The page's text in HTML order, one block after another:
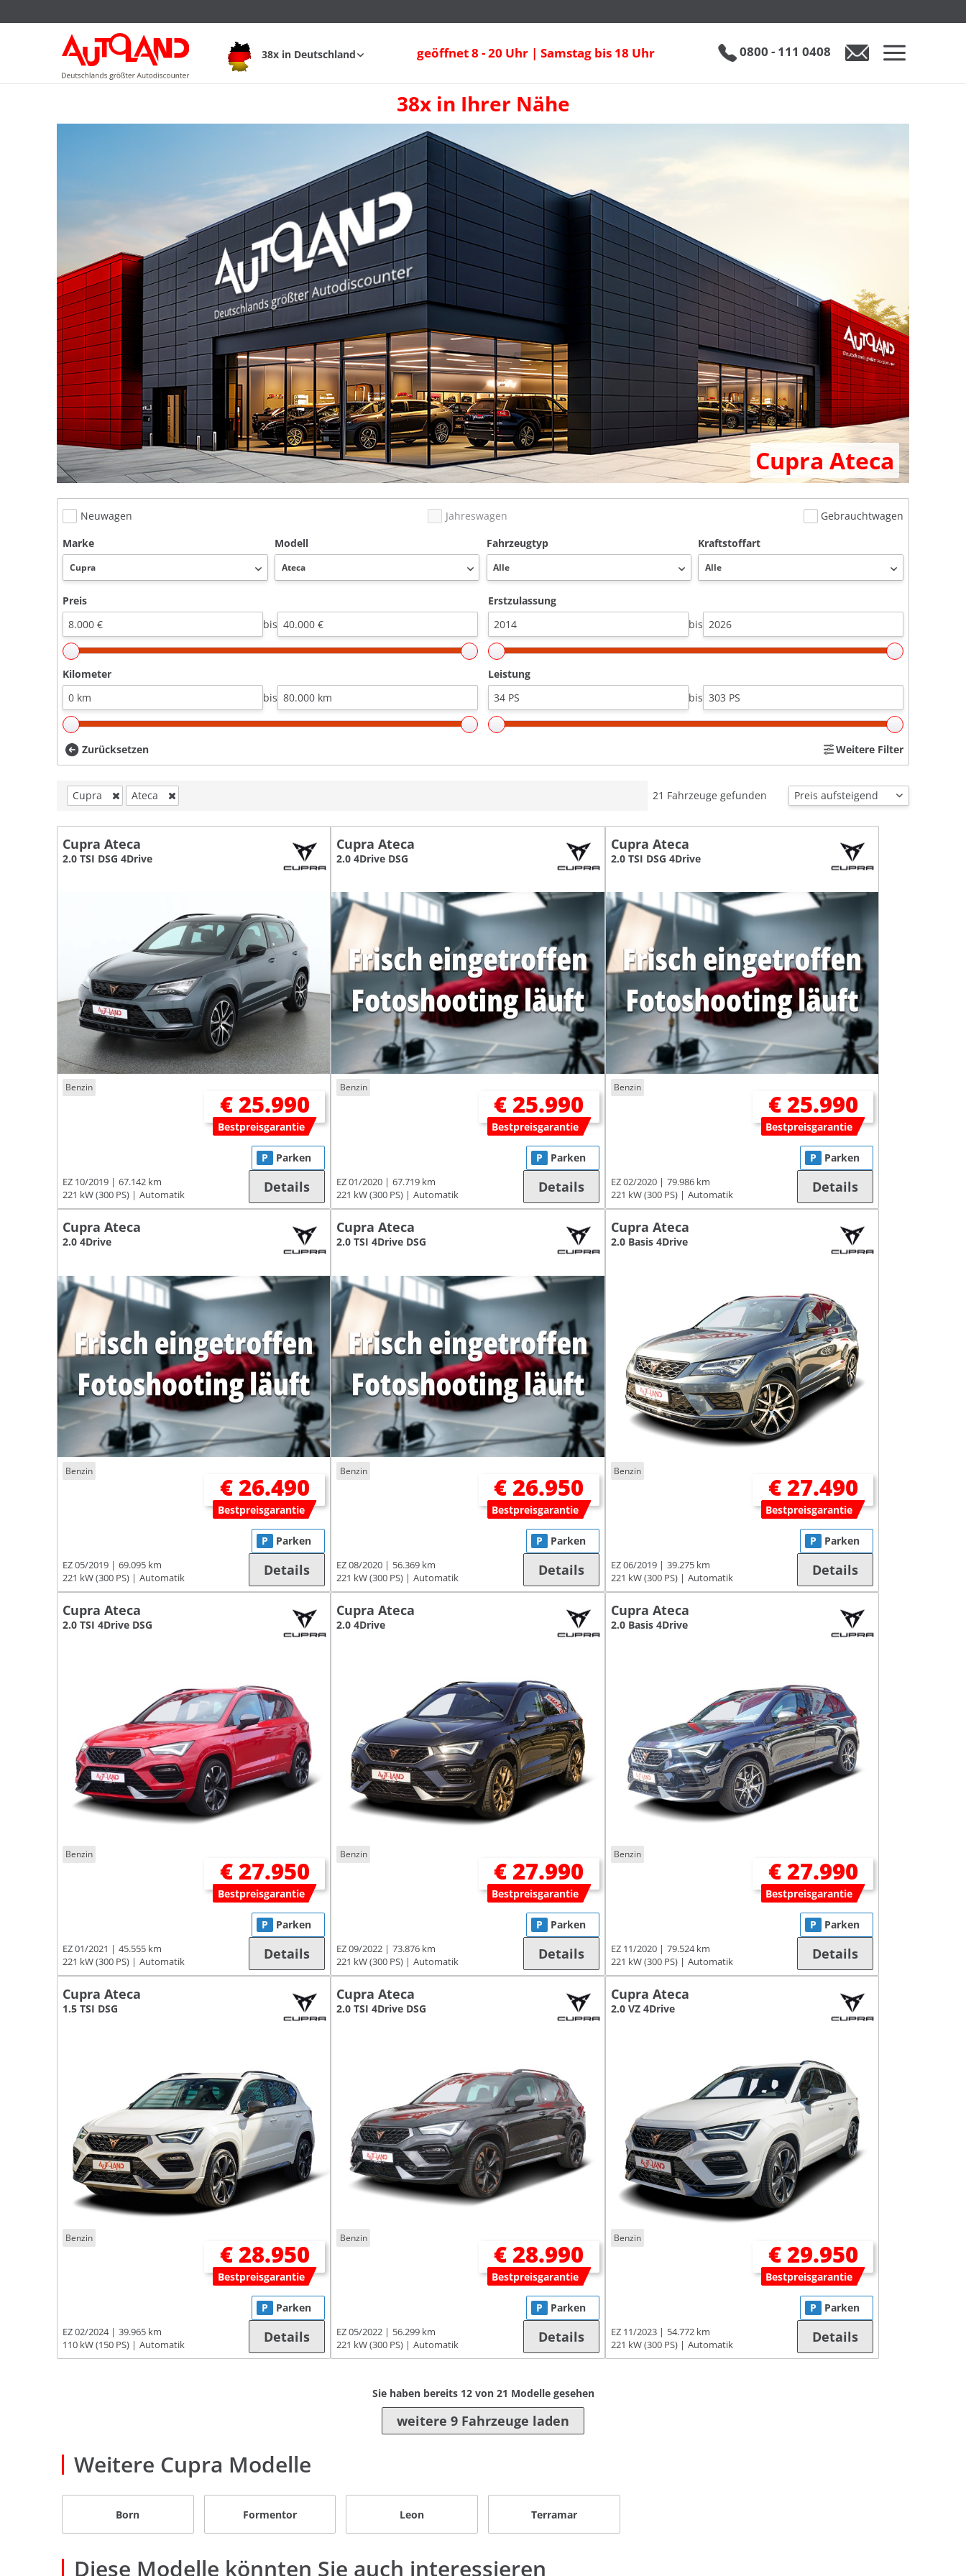
38x in Deutschland geöffnet 8 - 20 Uhr | Samstag bis 18 Uhr 0800 - 111 0408
38x in Ihrer Nähe
Cupra Ateca
Neuwagen Jahreswagen
Gebrauchtwagen
Marke
Modell Fahrzeugtyp Kraftstoffart
Preis
bis
Erstzulassung
bis
Kilometer
bis
Leistung
bis
Zurücksetzen Weitere Filter
Cupra Ateca 21 Fahrzeuge gefunden
Cupra Ateca
2.0 TSI DSG 4Drive
Benzin
€ 25.990
Bestpreisgarantie
EZ 10/2019
67.142 km
221 kW (300 PS)
Automatik
P Parken
Details
Cupra Ateca
2.0 4Drive DSG
Benzin
€ 25.990
Bestpreisgarantie
EZ 01/2020
67.719 km
221 kW (300 PS)
Automatik
P Parken
Details
Cupra Ateca
2.0 TSI DSG 4Drive
Benzin
€ 25.990
Bestpreisgarantie
EZ 02/2020
79.986 km
221 kW (300 PS)
Automatik
P Parken
Details
Cupra Ateca
2.0 4Drive
Benzin
€ 26.490
Bestpreisgarantie
EZ 05/2019
69.095 km
221 kW (300 PS)
Automatik
P Parken
Details
Cupra Ateca
2.0 TSI 4Drive DSG
Benzin
€ 26.950
Bestpreisgarantie
EZ 08/2020
56.369 km
221 kW (300 PS)
Automatik
P Parken
Details
Cupra Ateca
2.0 Basis 4Drive
Benzin
€ 27.490
Bestpreisgarantie
EZ 06/2019
39.275 km
221 kW (300 PS)
Automatik
P Parken
Details
Cupra Ateca
2.0 TSI 4Drive DSG
Benzin
€ 27.950
Bestpreisgarantie
EZ 01/2021
45.555 km
221 kW (300 PS)
Automatik
P Parken
Details
Cupra Ateca
2.0 4Drive
Benzin
€ 27.990
Bestpreisgarantie
EZ 09/2022
73.876 km
221 kW (300 PS)
Automatik
P Parken
Details
Cupra Ateca
2.0 Basis 4Drive
Benzin
€ 27.990
Bestpreisgarantie
EZ 11/2020
79.524 km
221 kW (300 PS)
Automatik
P Parken
Details
Cupra Ateca
1.5 TSI DSG
Benzin
€ 28.950
Bestpreisgarantie
EZ 02/2024
39.965 km
110 kW (150 PS)
Automatik
P Parken
Details
Cupra Ateca
2.0 TSI 4Drive DSG
Benzin
€ 28.990
Bestpreisgarantie
EZ 05/2022
56.299 km
221 kW (300 PS)
Automatik
P Parken
Details
Cupra Ateca
2.0 VZ 4Drive
Benzin
€ 29.950
Bestpreisgarantie
EZ 11/2023
54.772 km
221 kW (300 PS)
Automatik
P Parken
Details
Sie haben bereits 12von 21 Modelle gesehen
weitere 9 Fahrzeuge laden
Weitere Cupra Modelle
Born Formentor Leon Terramar
Diese Modelle könnten Sie auch interessieren